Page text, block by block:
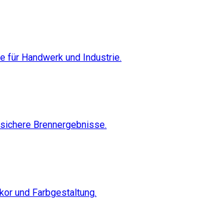
für Handwerk und Industrie.
Brennergebnisse.
und Farbgestaltung.